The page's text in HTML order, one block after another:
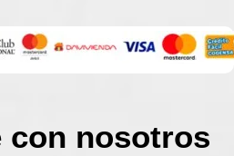
con nosotros